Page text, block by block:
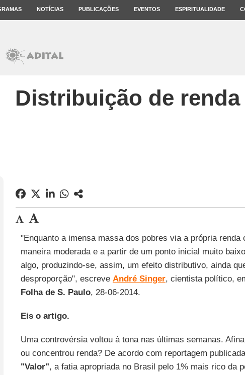
NOTÍCIAS PUBLICAÇÕES EVENTOS ESPIRITUALIDADE
Distribuição de renda
"Enquanto a imensa massa dos pobres via a própria renda
maneira moderada e a partir de um ponto inicial muito
algo, produzindo-se, assim, um efeito distributivo, ainda
desproporção", escreve André Singer, cientista político,
Folha de S. Paulo, 28-06-2014.
Eis o artigo.
Uma controvérsia voltou à tona nas últimas semanas.
ou concentrou renda? De acordo com reportagem
"Valor", a fatia apropriada no Brasil pelo 1% mais rico da